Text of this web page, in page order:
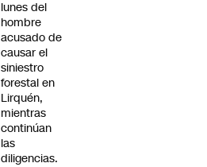
lunes del
hombre
acusado de
causar el
siniestro
forestal en
Lirquén,
mientras
continúan
las
diligencias.